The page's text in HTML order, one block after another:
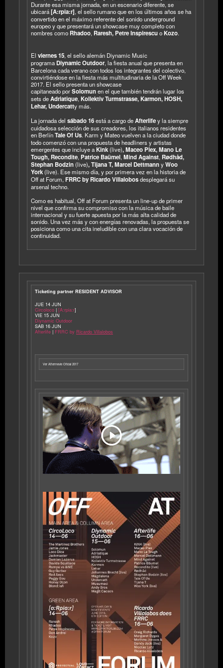
Durante esa misma jornada, en un escenario diferente, se
ubicará[A:rpia:r], el sello rumano que en los últimos años se ha
convertido en el máximo referente del sonido underground
europeo y que presentará un showcase muy completo con
nombres como Rhadoo, Raresh, Petre InspirescuoKozo.
El viernes 15, el sello alemán Diynamic Music
programa Diynamic Outdoor, la fiesta anual que presenta en
Barcelona cada verano con todos los integrantes del colectivo,
convirtiéndose en la fiesta más multitudinaria de la Off Week
2017. El sello presenta un showcase
capitaneado porSolomunen el que también tendrán lugar los
sets deAdriatique, Kollektiv Turmstrasse, Karmon,HOSH,
Lehar, Undercatty más.
La jornada del sábado 16está a cargo deAfterlifey la siempre
cuidadosa selección de sus creadores, los italianos residentes
en BerlínTale Of Us. Karm y Mateo vuelven a la ciudad donde
todo comenzó con una propuesta de headliners y artistas
emergentes que incluye aKink(live),Maceo Plex, Mano Le
Tough, Recondite, Patrice Baümel, Mind Against, Rødhåd,
Stephan Bodzin(live), Tijana T,Marcel DettmannyWoo
York(live). Ese mismo día, y por primera vez en la historia de
Off at Forum, FRRC by Ricardo Villalobosdesplegará su
arsenal techno.
Como es habitual, Off at Forum presenta un line-up de primer
nivel que confirma su compromiso con la música de baile
internacional y su fuerte apuesta por la más alta calidad de
sonido. Una vez más y con energías renovadas, la propuesta se
posiciona como una cita ineludible con una clara vocación de
continuidad.
Ticketing partner RESIDENT ADVISOR
JUE 14 JUN
Circoloco | [A:rpia:r]
VIE 15 JUN
Diynamic Outdoor
SAB 16 JUN
Afterlife | FRRC by Ricardo Villalobos
Ver Aftermovie Oficial 2017